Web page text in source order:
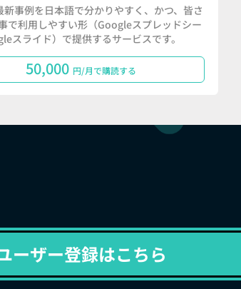
事例を日本語で分かりやすく、かつ、皆さ
で利用しやすい形（Googleスプレッドシー
スライド）で提供するサービスです。
50,000 円/月で購読する
ーザー登録はこちら